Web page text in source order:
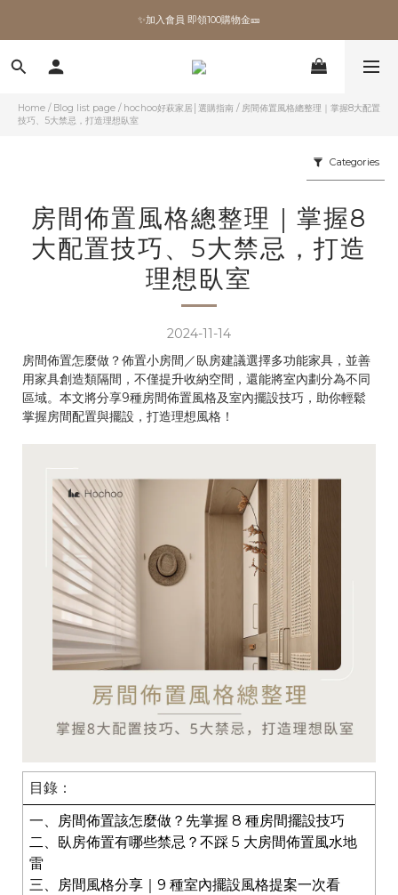
✨加入會員 即領100購物金🎫
全館滿額現折🔥
加拿大Umbra．買千送百🎫
✨加入會員 即領100購物金🎫
Home / Blog list page / hochoo好萩家居│選購指南 / 房間佈置風格總整理｜掌握8大配置
技巧、5大禁忌，打造理想臥室
Categories
房間佈置風格總整理｜掌握8
大配置技巧、5大禁忌，打造
理想臥室
2024-11-14
房間佈置怎麼做？佈置小房間／臥房建議選擇多功能家具，並善
用家具創造類隔間，不僅提升收納空間，還能將室內劃分為不同
區域。本文將分享9種房間佈置風格及室內擺設技巧，助你輕鬆
掌握房間配置與擺設，打造理想風格！
目錄：
一、房間佈置該怎麼做？先掌握 8 種房間擺設技巧
二、臥房佈置有哪些禁忌？不踩 5 大房間佈置風水地
雷
三、房間風格分享｜9 種室內擺設風格提案一次看